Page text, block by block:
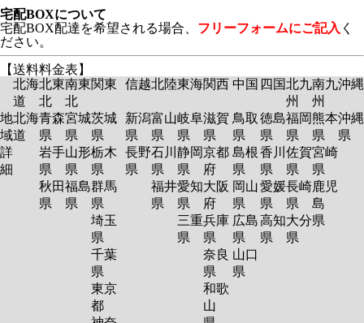
宅配BOXについて
宅配BOX配達を希望される場合、 フリーフォームにご記入 く
ださい。
【送料料金表】
北海
道
北東
北
南東
北
関東 信越北陸東海関西 中国 四国北九
州
南九
州
沖縄
地
域
詳
細
北海
道
青森
県
岩手
県
秋田
県
宮城
県
山形
県
福島
県
茨城
県
栃木
県
群馬
県
埼玉
県
千葉
県
東京
都
新潟
県
長野
県
富山
県
石川
県
福井
県
岐阜
県
静岡
県
愛知
県
三重
県
滋賀
県
京都
府
大阪
府
兵庫
県
奈良
県
和歌
山
鳥取
県
島根
県
岡山
県
広島
県
山口
県
徳島
県
香川
県
愛媛
県
高知
県
福岡
県
佐賀
県
長崎
県
大分
県
熊本
県
宮崎
県
鹿児
島
県
沖縄
県